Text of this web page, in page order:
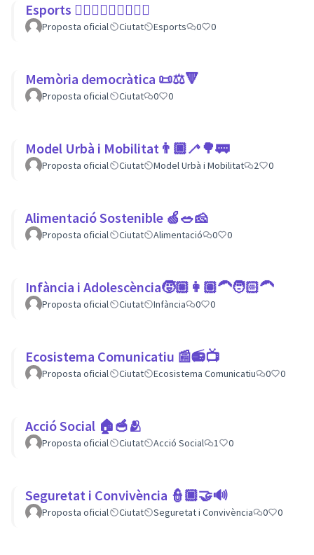
Esports 🏃🏾‍♀⛹🏼‍♀🏄🏼‍♂
Proposta oficial Ciutat Esports 0 0
Memòria democràtica 📜⚖️🔻
Proposta oficial Ciutat 0 0
Model Urbà i Mobilitat👨🏿‍🦯🌳🚃
Proposta oficial Ciutat Model Urbà i Mobilitat 2 0
Alimentació Sostenible 🍏🥗🧀
Proposta oficial Ciutat Alimentació 0 0
Infància i Adolescència🧒🏼👩🏽‍🦱🧑🏻‍🦱
Proposta oficial Ciutat Infància 0 0
Ecosistema Comunicatiu 📰📻📺
Proposta oficial Ciutat Ecosistema Comunicatiu 0 0
Acció Social 🏠🥣🫂
Proposta oficial Ciutat Acció Social 1 0
Seguretat i Convivència 👮🏿🤝🔊
Proposta oficial Ciutat Seguretat i Convivència 0 0